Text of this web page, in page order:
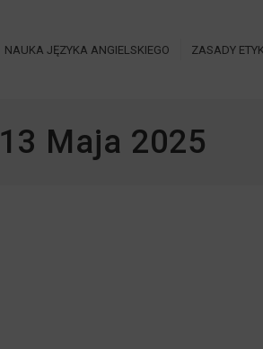
NAUKA JĘZYKA ANGIELSKIEGO ZASADY
13 Maja 2025